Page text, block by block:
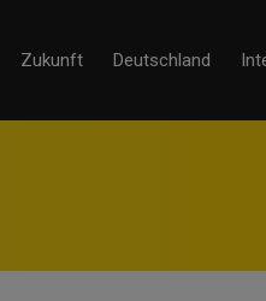
Zukunft Deutschland